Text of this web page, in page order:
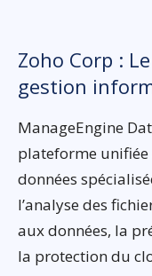
Zoho Corp :
gestion
ManageEngine
plateforme unifiée
données
l’analyse des
aux données, la
la protection du